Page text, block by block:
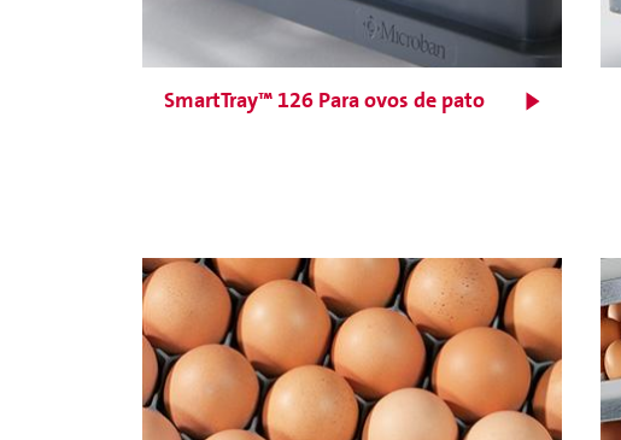
SmartTray™ 126 Para ovos de pato
livre movimentação do ar
para maior uniformidade
da distribuição do calor e
umidade